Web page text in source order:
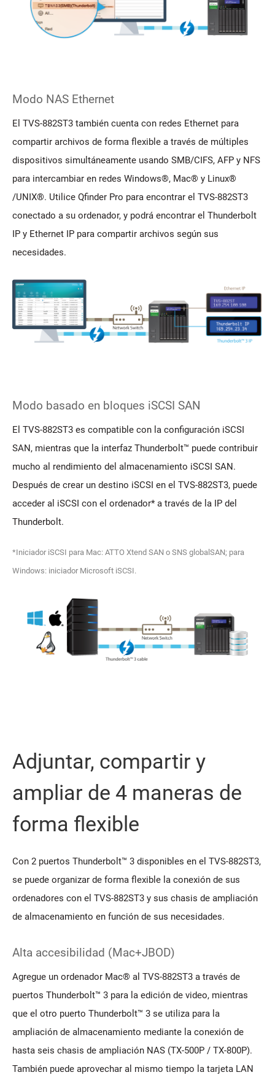
Modo NAS Ethernet
El TVS-882ST3 también cuenta con redes Ethernet para
compartir archivos de forma flexible a través de múltiples
dispositivos simultáneamente usando SMB/CIFS, AFP y NFS
para intercambiar en redes Windows®, Mac® y Linux®
/UNIX®. Utilice Qfinder Pro para encontrar el TVS-882ST3
conectado a su ordenador, y podrá encontrar el Thunderbolt
IP y Ethernet IP para compartir archivos según sus
necesidades.
Modo basado en bloques iSCSI SAN
El TVS-882ST3 es compatible con la configuración iSCSI
SAN, mientras que la interfaz Thunderbolt™ puede contribuir
mucho al rendimiento del almacenamiento iSCSI SAN.
Después de crear un destino iSCSI en el TVS-882ST3, puede
acceder al iSCSI con el ordenador* a través de la IP del
Thunderbolt.
*Iniciador iSCSI para Mac: ATTO Xtend SAN o SNS globalSAN; para
Windows: iniciador Microsoft iSCSI.
Adjuntar, compartir y
ampliar de 4 maneras de
forma flexible
Con 2 puertos Thunderbolt™ 3 disponibles en el TVS-882ST3,
se puede organizar de forma flexible la conexión de sus
ordenadores con el TVS-882ST3 y sus chasis de ampliación
de almacenamiento en función de sus necesidades.
Alta accesibilidad (Mac+JBOD)
Agregue un ordenador Mac® al TVS-882ST3 a través de
puertos Thunderbolt™ 3 para la edición de video, mientras
que el otro puerto Thunderbolt™ 3 se utiliza para la
ampliación de almacenamiento mediante la conexión de
hasta seis chasis de ampliación NAS (TX-500P / TX-800P).
También puede aprovechar al mismo tiempo la tarjeta LAN